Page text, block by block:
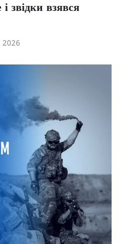
звідки взявся
2026